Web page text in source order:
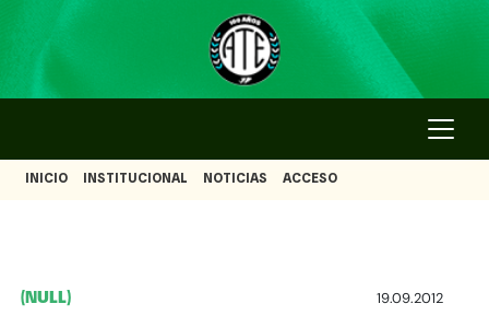
INICIO INSTITUCIONAL NOTICIAS ACCESO
(NULL) 19.09.2012